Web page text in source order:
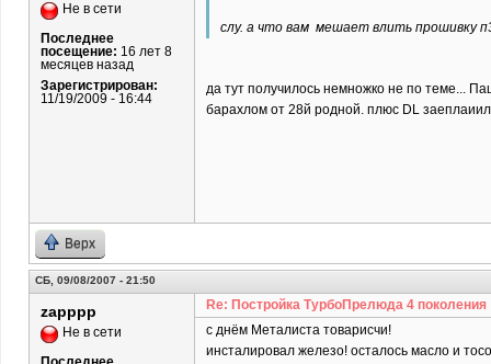
Не в сети
Последнее
посещение: 16 лет 8
месяцев назад
Зарегистрирован:
11/19/2009 - 16:44
слу. а что вам мешает влить прошивку
да тут получилось немножко не по теме...
барахлом от 28й родной. плюс DL
Верх
СБ, 09/08/2007 - 21:50
zapppp
Не в сети
Re: Постройка ТурбоПрелюда 4 поколения
с днём Металиста товарисчи!
инсталировал железо! осталось масло и